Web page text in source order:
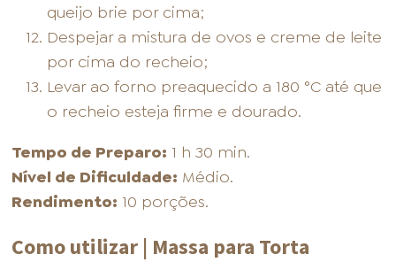
queijo brie por cima;
Despejar a mistura de ovos e creme de leite
por cima do recheio;
Levar ao forno preaquecido a 180 °C até que
o recheio esteja firme e dourado.
Tempo de Preparo: 1 h 30 min.
Nível de Dificuldade: Médio.
Rendimento: 10 porções.
Como utilizar | Massa para Torta